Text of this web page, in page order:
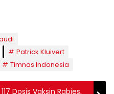
Patrick Kluivert
Timnas Indonesia
Dosis Vaksin Rabies,